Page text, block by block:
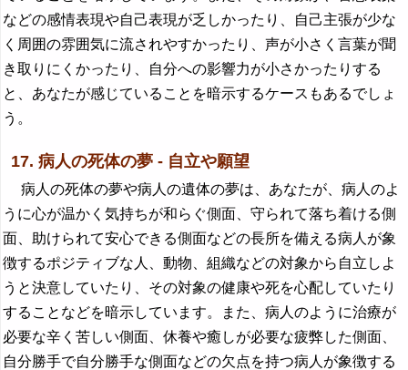
などの感情表現や自己表現が乏しかったり、自己主張が少な
く周囲の雰囲気に流されやすかったり、声が小さく言葉が聞
き取りにくかったり、自分への影響力が小さかったりする
と、あなたが感じていることを暗示するケースもあるでしょ
う。
17. 病人の死体の夢 - 自立や願望
病人の死体の夢や病人の遺体の夢は、あなたが、病人のよ
うに心が温かく気持ちが和らぐ側面、守られて落ち着ける側
面、助けられて安心できる側面などの長所を備える病人が象
徴するポジティブな人、動物、組織などの対象から自立しよ
うと決意していたり、その対象の健康や死を心配していたり
することなどを暗示しています。また、病人のように治療が
必要な辛く苦しい側面、休養や癒しが必要な疲弊した側面、
自分勝手で自分勝手な側面などの欠点を持つ病人が象徴する